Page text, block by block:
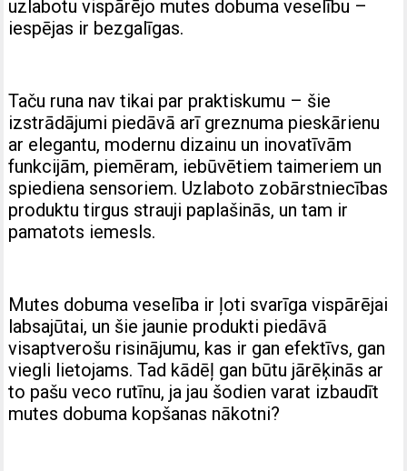
uzlabotu vispārējo mutes dobuma veselību –
iespējas ir bezgalīgas.
Taču runa nav tikai par praktiskumu – šie
izstrādājumi piedāvā arī greznuma pieskārienu
ar elegantu, modernu dizainu un inovatīvām
funkcijām, piemēram, iebūvētiem taimeriem un
spiediena sensoriem. Uzlaboto zobārstniecības
produktu tirgus strauji paplašinās, un tam ir
pamatots iemesls.
Mutes dobuma veselība ir ļoti svarīga vispārējai
labsajūtai, un šie jaunie produkti piedāvā
visaptverošu risinājumu, kas ir gan efektīvs, gan
viegli lietojams. Tad kādēļ gan būtu jārēķinās ar
to pašu veco rutīnu, ja jau šodien varat izbaudīt
mutes dobuma kopšanas nākotni?